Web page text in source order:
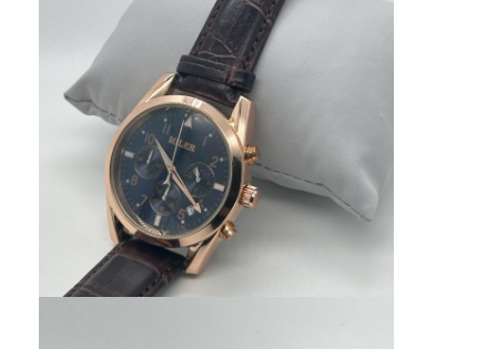
Đồng hồ ánh sáng thạch anh
Đồng hồ thể thao kỹ thuật số
Chiếc đồng hồ kiểu dáng
Chiếc đồng hồ đeo tay trẻ em
Bộ phận phụ tùng đồng hồ
Linh kiện dây đồng hồ